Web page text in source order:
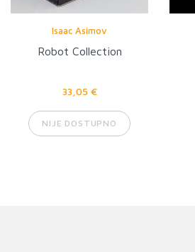
Isaac Asimov
Robot Collection
33,05 €
NIJE DOSTUPNO